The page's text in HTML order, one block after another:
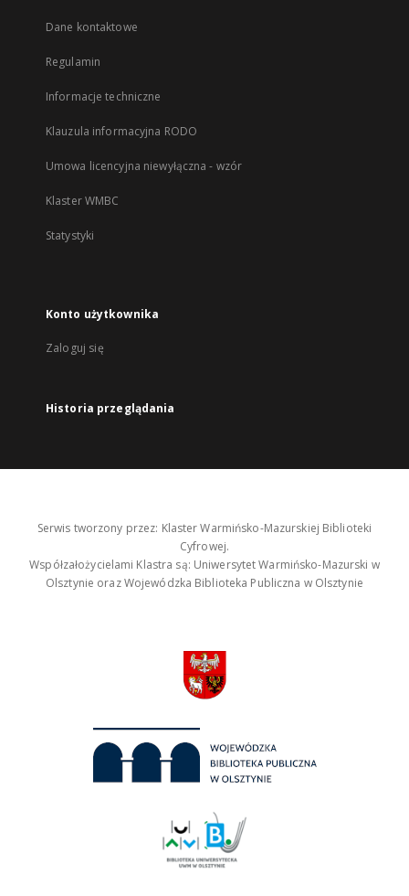
Dane kontaktowe
Regulamin
Informacje techniczne
Klauzula informacyjna RODO
Umowa licencyjna niewyłączna - wzór
Klaster WMBC
Statystyki
Konto użytkownika
Zaloguj się
Historia przeglądania
Serwis tworzony przez: Klaster Warmińsko-Mazurskiej Biblioteki
Cyfrowej.
Współzałożycielami Klastra są: Uniwersytet Warmińsko-Mazurski w
Olsztynie oraz Wojewódzka Biblioteka Publiczna w Olsztynie